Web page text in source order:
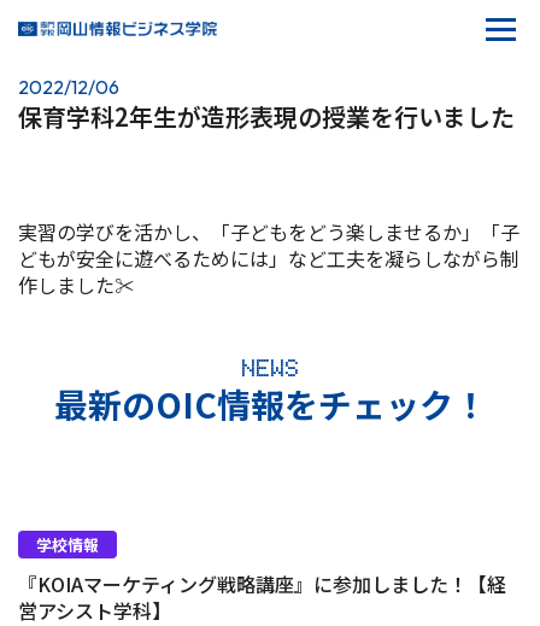
2022/12/06
保育学科2年生が造形表現の授業を行いました
実習の学びを活かし、「子どもをどう楽しませるか」「子
どもが安全に遊べるためには」など工夫を凝らしながら制
作しました✂
NEWS
最新のOIC情報をチェック！
学校情報
『KOIAマーケティング戦略講座』に参加しました！【経
営アシスト学科】